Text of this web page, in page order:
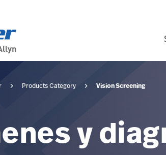
Products Category Vision Screening
y